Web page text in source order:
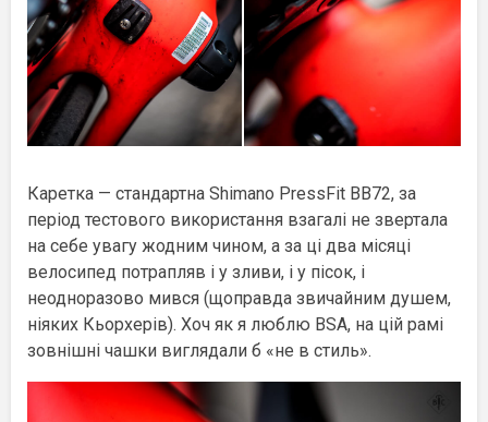
Каретка — стандартна Shimano PressFit BB72, за
період тестового використання взагалі не звертала
на себе увагу жодним чином, а за ці два місяці
велосипед потрапляв і у зливи, і у пісок, і
неодноразово мився (щоправда звичайним душем,
ніяких Кьорхерів). Хоч як я люблю BSA, на цій рамі
зовнішні чашки виглядали б «не в стиль».